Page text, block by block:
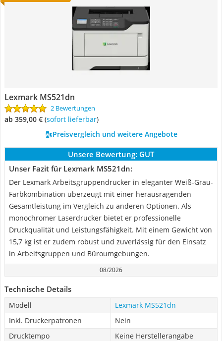
Lexmark MS521dn
2 Bewertungen
ab 359,00 € ( Sofort lieferbar)
Preisvergleich und weitere Angebote
Unsere Bewertung: GUT
Unser Fazit für Lexmark MS521dn:
Der Lexmark Arbeitsgruppendrucker in eleganter Weiß-Grau-
Farbkombination überzeugt mit einer herausragenden
Gesamtleistung im Vergleich zu anderen Optionen. Als
monochromer Laserdrucker bietet er professionelle
Druckqualität und Leistungsfähigkeit. Mit einem Gewicht von
15,7 kg ist er zudem robust und zuverlässig für den Einsatz
in Arbeitsgruppen und Büroumgebungen.
08/2026
Technische Details
Modell
Lexmark MS521dn
Inkl. Druckerpatronen
Nein
Drucktempo
Keine Herstellerangabe